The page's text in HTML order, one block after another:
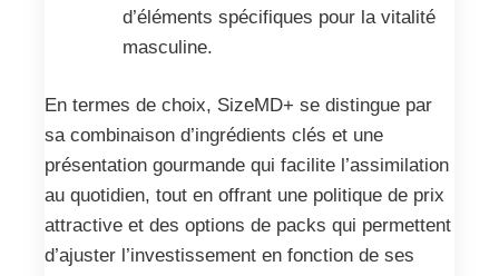
d’éléments spécifiques pour la vitalité
masculine.
En termes de choix, SizeMD+ se distingue par
sa combinaison d’ingrédients clés et une
présentation gourmande qui facilite l’assimilation
au quotidien, tout en offrant une politique de prix
attractive et des options de packs qui permettent
d’ajuster l’investissement en fonction de ses